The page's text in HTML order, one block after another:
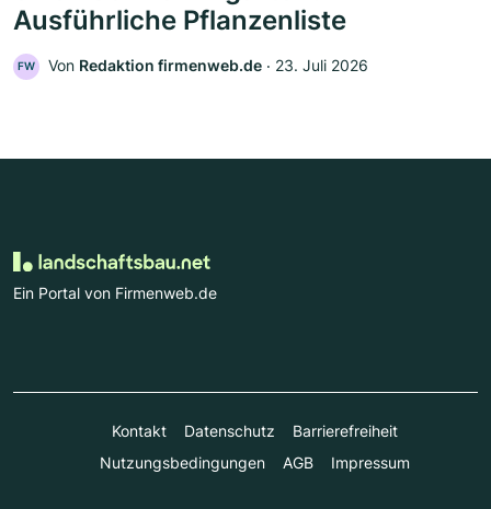
Ausführliche Pflanzenliste
FW Von Redaktion firmenweb.de ‧ 23. Juli 2026
Ein Portal von Firmenweb.de
Kontakt Datenschutz
Barrierefreiheit
Nutzungsbedingungen
AGB Impressum